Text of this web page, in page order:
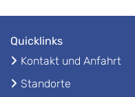
Quicklinks
Kontakt und Anfahrt
Standorte